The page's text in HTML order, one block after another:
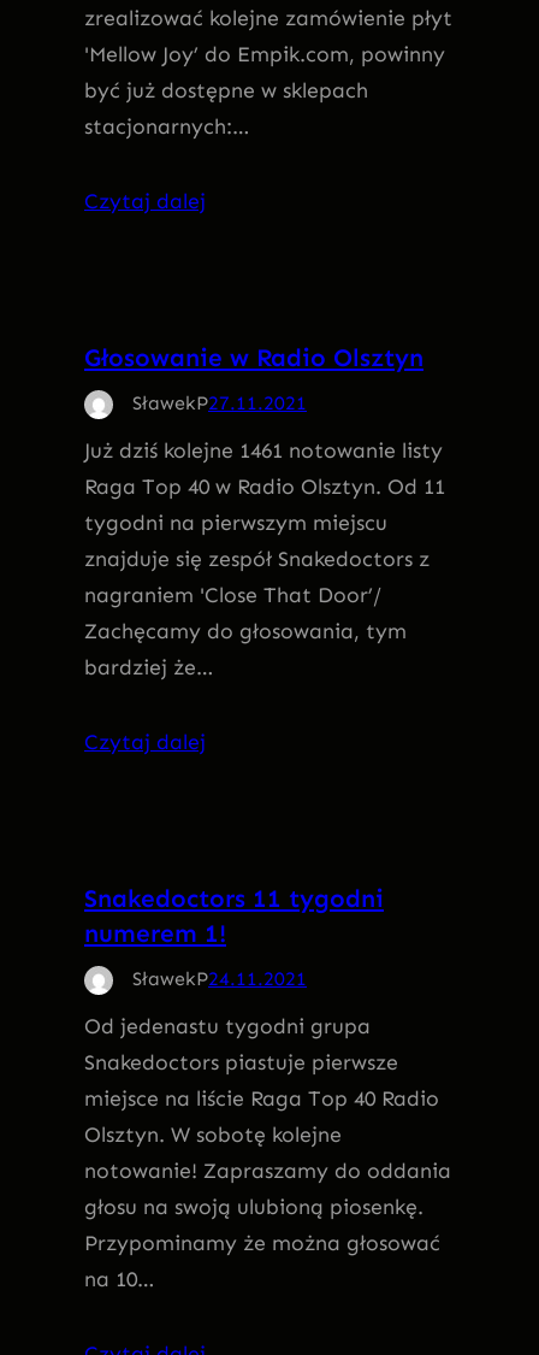
zrealizować kolejne zamówienie płyt
'Mellow Joy’ do Empik.com, powinny
być już dostępne w sklepach
stacjonarnych:…
Czytaj dalej
Głosowanie w Radio Olsztyn
SławekP27.11.2021
Już dziś kolejne 1461 notowanie listy
Raga Top 40 w Radio Olsztyn. Od 11
tygodni na pierwszym miejscu
znajduje się zespół Snakedoctors z
nagraniem 'Close That Door’/
Zachęcamy do głosowania, tym
bardziej że…
Czytaj dalej
Snakedoctors 11 tygodni
numerem 1!
SławekP24.11.2021
Od jedenastu tygodni grupa
Snakedoctors piastuje pierwsze
miejsce na liście Raga Top 40 Radio
Olsztyn. W sobotę kolejne
notowanie! Zapraszamy do oddania
głosu na swoją ulubioną piosenkę.
Przypominamy że można głosować
na 10…